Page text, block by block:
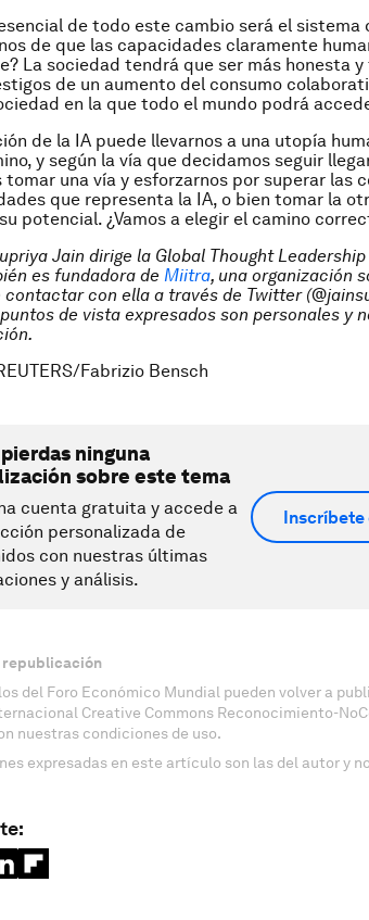
de todo este cambio será el sistema
de que las capacidades claramente
La sociedad tendrá que ser más honesta
de un aumento del consumo
en la que todo el mundo podrá
de la IA puede llevarnos a una utopía
y según la vía que decidamos seguir
tomar una vía y esforzarnos por superar las
que representa la IA, o bien tomar la
potencial. ¿Vamos a elegir el camino
Jain dirige la Global Thought
es fundadora de Miitra, una organización
contactar con ella a través de Twitter
de vista expresados son personales y
Fabrizio Bensch
ninguna
sobre este tema
cuenta gratuita y accede a
personalizada de
con nuestras últimas
y análisis.
Inscríbete
republicación
del Foro Económico Mundial pueden volver a
Creative Commons Reconocimiento-
nuestras condiciones de uso.
expresadas en este artículo son las del autor y